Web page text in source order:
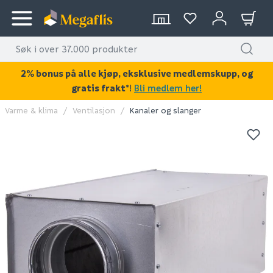
KAN DISSE VÆRE AV INTERESSE?
Varme & klima Ventilasjon Kanaler og slanger
2% bonus på alle kjøp, eksklusive medlemskupp, og
gratis frakt*! Bli medlem her!